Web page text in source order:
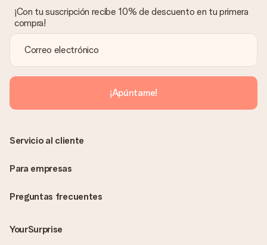
¡Con tu suscripción recibe 10% de descuento en tu primera
compra!
¡Apúntame!
Preguntas frecuentes
YourSurprise
Servicio al cliente
Para empresas